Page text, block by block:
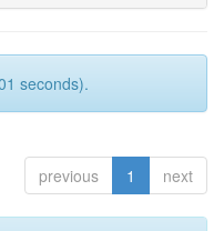
seconds).
previous 1 next